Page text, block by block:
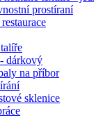
prostíraní
dárkový
na příbor
sklenice